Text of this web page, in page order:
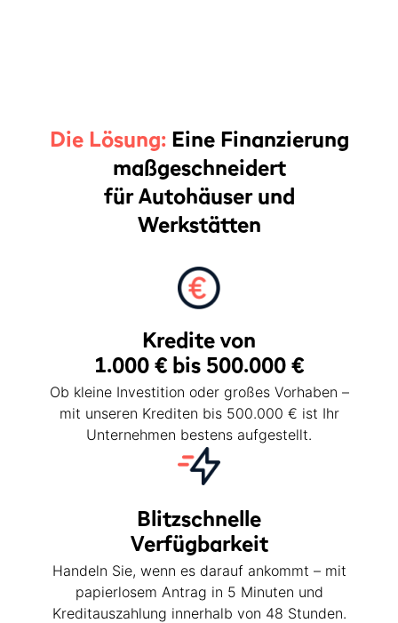
Die Lösung: Eine Finanzierung
maßgeschneidert
für Autohäuser und
Werkstätten
Kredite von
1.000 € bis 500.000 €
Ob kleine Investition oder großes Vorhaben –
mit unseren Krediten bis 500.000 € ist Ihr
Unternehmen bestens aufgestellt.
Blitzschnelle
Verfügbarkeit
Handeln Sie, wenn es darauf ankommt – mit
papierlosem Antrag in 5 Minuten und
Kreditauszahlung innerhalb von 48 Stunden.